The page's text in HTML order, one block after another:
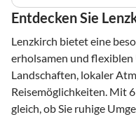
Entdecken Sie
Lenzkirch bietet eine
erholsamen und
Landschaften, lokaler
Reisemöglichkeiten. Mit
gleich, ob Sie ruhige